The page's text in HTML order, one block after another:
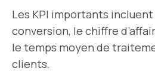
Les KPI importants
conversion, le chiffre
le temps moyen de
clients.